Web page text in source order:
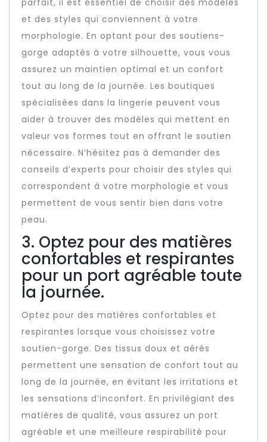
parfait, il est essentiel de choisir des modèles
et des styles qui conviennent à votre
morphologie. En optant pour des soutiens-
gorge adaptés à votre silhouette, vous vous
assurez un maintien optimal et un confort
tout au long de la journée. Les boutiques
spécialisées dans la lingerie peuvent vous
aider à trouver des modèles qui mettent en
valeur vos formes tout en offrant le soutien
nécessaire. N’hésitez pas à demander des
conseils d’experts pour choisir des styles qui
correspondent à votre morphologie et vous
permettent de vous sentir bien dans votre
peau.
3. Optez pour des matières
confortables et respirantes
pour un port agréable toute
la journée.
Optez pour des matières confortables et
respirantes lorsque vous choisissez votre
soutien-gorge. Des tissus doux et aérés
permettent une sensation de confort tout au
long de la journée, en évitant les irritations et
les sensations d’inconfort. En privilégiant des
matières de qualité, vous assurez un port
agréable et une meilleure respirabilité pour